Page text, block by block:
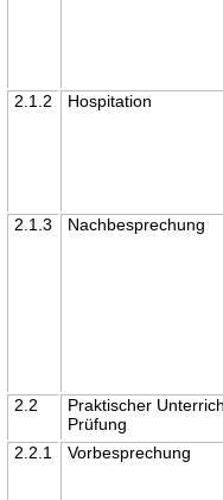
2.1.2
Hospitation
2.1.3
Nachbesprechung
2.2
Praktischer
Prüfung
2.2.1
Vorbesprechung